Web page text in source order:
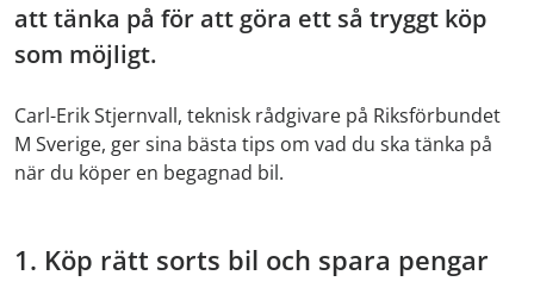
att tänka på för att göra ett så tryggt köp
som möjligt.
Carl-Erik Stjernvall, teknisk rådgivare på Riksförbundet
M Sverige, ger sina bästa tips om vad du ska tänka på
när du köper en begagnad bil.
1. Köp rätt sorts bil och spara pengar